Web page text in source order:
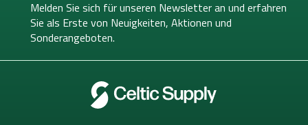
Melden Sie sich für unseren Newsletter an und erfahren
Sie als Erste von Neuigkeiten, Aktionen und
Sonderangeboten.